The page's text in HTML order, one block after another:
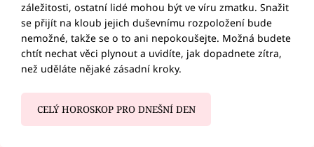
záležitosti, ostatní lidé mohou být ve víru zmatku. Snažit
se přijít na kloub jejich duševnímu rozpoložení bude
nemožné, takže se o to ani nepokoušejte. Možná budete
chtít nechat věci plynout a uvidíte, jak dopadnete zítra,
než uděláte nějaké zásadní kroky.
CELÝ HOROSKOP PRO DNEŠNÍ DEN